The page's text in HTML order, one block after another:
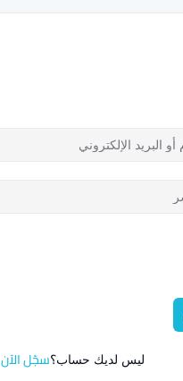
ليس لديك حساب؟سجّل الآن